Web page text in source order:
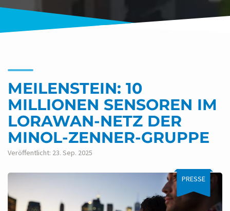
MEILENSTEIN: 10
MILLIONEN SENSOREN IM
LORAWAN-NETZ DER
MINOL-ZENNER-GRUPPE
Veröffentlicht: 23. Sep. 2025
PRESSE